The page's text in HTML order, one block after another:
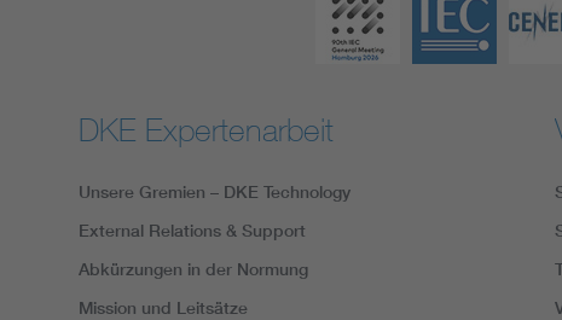
DKE Expertenarbeit
Unsere Gremien – DKE Technology
External Relations & Support
Abkürzungen in der Normung
Mission und Leitsätze